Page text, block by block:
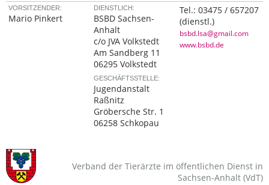
VORSITZENDER:
Mario Pinkert
DIENSTLICH:
BSBD Sachsen-
Anhalt
c/o JVA Volkstedt
Am Sandberg 11
06295 Volkstedt
Tel.:03475 / 657207
(dienstl.)
bsbd.lsa@gmail.com
www.bsbd.de
GESCHÄFTSSTELLE:
Jugendanstalt
Raßnitz
Gröbersche Str. 1
06258 Schkopau
Verband der Tierärzte im öffentlichen Dienst in
Sachsen-Anhalt (VdT)